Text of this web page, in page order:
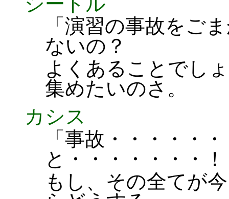
「演習の事故をご
ないの？
よくあることでし
集めたいのさ。
カシス
「事故・・・・・
と・・・・・・・
もし、その全てが